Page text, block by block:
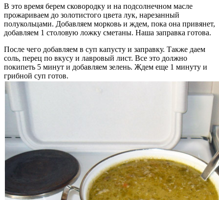
В это время берем сковородку и на подсолнечном масле
прожариваем до золотистого цвета лук, нарезанный
полукольцами. Добавляем морковь и ждем, пока она привянет,
добавляем 1 столовую ложку сметаны. Наша заправка готова.
После чего добавляем в суп капусту и заправку. Также даем
соль, перец по вкусу и лавровый лист. Все это должно
покипеть 5 минут и добавляем зелень. Ждем еще 1 минуту и
грибной суп готов.